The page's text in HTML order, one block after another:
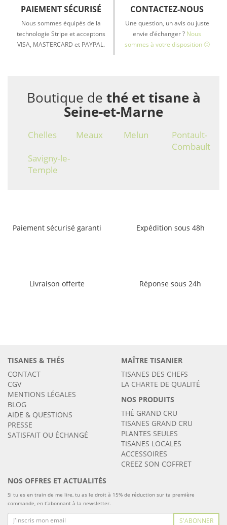
PAIEMENT SÉCURISÉ
Nous sommes équipés de la
technologie Stripe et acceptons
VISA, MASTERCARD et PAYPAL.
CONTACTEZ-NOUS
Une question, un avis ou juste
envie d’échanger ? Nous
sommes à votre disposition 🙂
Boutique de thé et tisane à
Seine-et-Marne
Chelles Meaux Melun
Pontault-
Combault
Savigny-le-
Temple
Paiement sécurisé garanti Expédition sous 48h
Livraison offerte Réponse sous 24h
TISANES & THÉS
CONTACT
CGV
MENTIONS LÉGALES
BLOG
AIDE & QUESTIONS
PRESSE
SATISFAIT OU ÉCHANGÉ
MAÎTRE TISANIER
TISANES DES CHEFS
LA CHARTE DE QUALITÉ
NOS PRODUITS
THÉ GRAND CRU
TISANES GRAND CRU
PLANTES SEULES
TISANES LOCALES
ACCESSOIRES
CREEZ SON COFFRET
NOS OFFRES ET ACTUALITÉS
Si tu es en train de me lire, tu as le droit à 15% de réduction sur ta première
commande, en t’abonnant à la newsletter.
S'ABONNER